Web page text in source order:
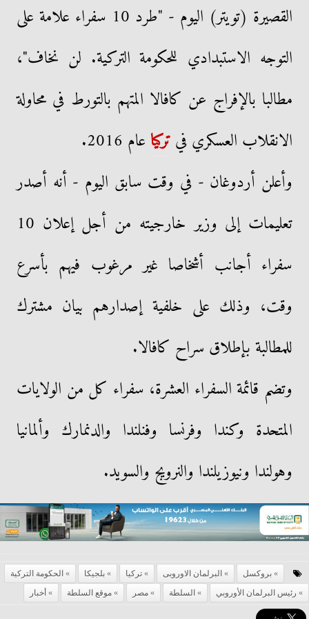
القصيرة (تويتر) اليوم - "طرد 10 سفراء علامة على
التوجه الاستبدادي للحكومة التركية. لن نخاف"،
مطالبا بالإفراج عن كافالا المتهم بالتورط في محاولة
الانقلاب العسكري فيتركيا عام 2016.
وأعلن أردوغان - في وقت سابق اليوم - أنه أصدر
تعليمات إلى وزير خارجيته من أجل إعلان 10
سفراء أجانب أشخاصا غير مرغوب فيهم بأسرع
وقت، وذلك على خلفية إصدارهم بيان مشترك
للمطالبة بإطلاق سراح كافالا.
وتضم قائمة السفراء العشرة، سفراء كل من الولايات
المتحدة وكندا وفرنسا وفنلندا والدنمارك وألمانيا
وهولندا ونيوزيلندا والنرويج والسويد.
بروكسل البرلمان الاوروبى تركيا بلجيكا
الحكومة التركية
رئيس البرلمان الأوروبي
السلطة مصر موقع السلطة أخبار